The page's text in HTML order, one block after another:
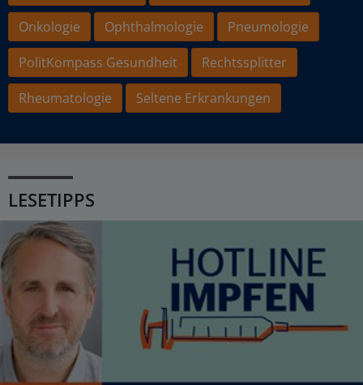
Onkologie
Ophthalmologie
Pneumologie
PolitKompass Gesundheit
Rechtssplitter
Rheumatologie
Seltene Erkrankungen
LESETIPPS